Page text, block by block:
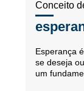
Conceito
Esperança
se deseja
um